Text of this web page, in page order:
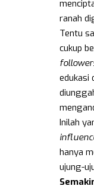
ranah
Tentu
cukup
edukasi
Inilah
hanya
ujung-